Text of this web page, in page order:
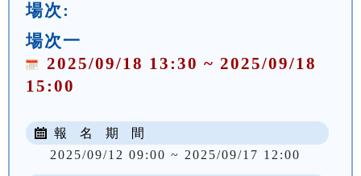
場次:
場次一
2025/09/18 13:30 ~ 2025/09/18
15:00
報 名 期 間
2025/09/12 09:00 ~ 2025/09/17 12:00